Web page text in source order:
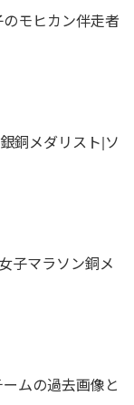
モヒカン伴走者
銅メダリスト|ソ
子マラソン銅メ
ムの過去画像と